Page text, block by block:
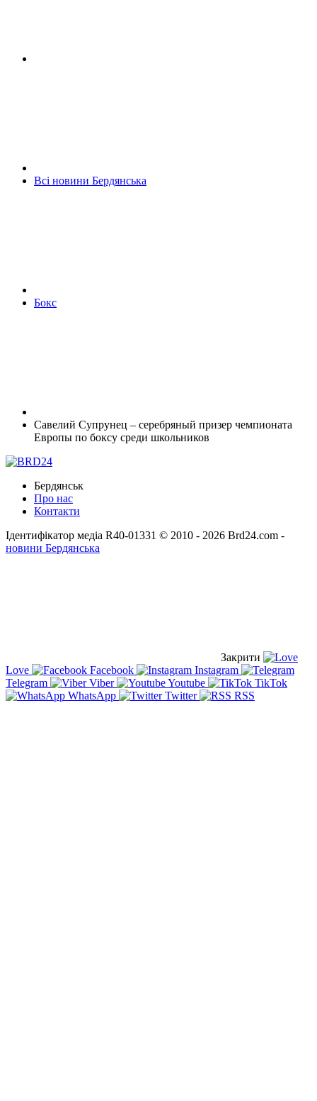
Всі новини Бердянська
Бокс
Савелий Супрунец – серебряный призер чемпионата
Европы по боксу среди школьников
Бердянськ
Про нас
Контакти
Ідентифікатор медіа R40-01331 © 2010 - 2026 Brd24.com -
новини Бердянська
Закрити
Love
Facebook
Instagram
Telegram
Viber Youtube
TikTok
WhatsApp
Twitter RSS